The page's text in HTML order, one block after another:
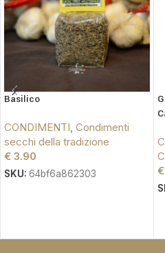
Basilico
CONDIMENTI, Condimenti
secchi della tradizione
€ 3.90
SKU: 64bf6a862303
€